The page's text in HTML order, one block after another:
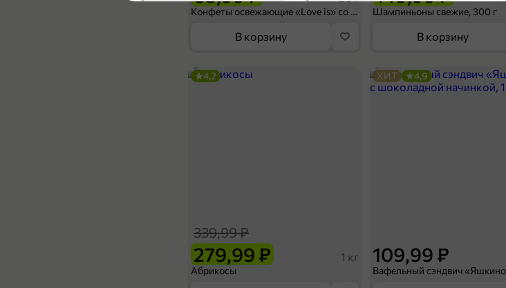
5 Конфеты освежающие «Love is» со вкусом морской соли и маракуйи, 20 г
В корзину
Шампиньоны свежие, 300 г
В корзину
279,99 ₽
339,99 ₽
1 кг
Абрикосы
4,2
109,99 ₽
ХИТ 4,9